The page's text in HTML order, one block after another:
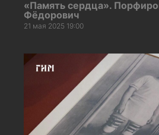
«Память сердца».
Фёдорович
21 мая 2025 19:00